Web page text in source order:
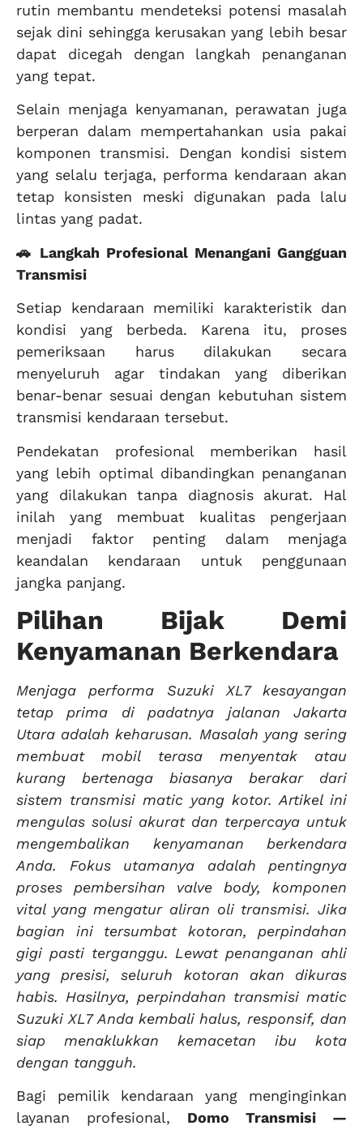
rutin membantu mendeteksi potensi masalah
sejak dini sehingga kerusakan yang lebih besar
dapat dicegah dengan langkah penanganan
yang tepat.
Selain menjaga kenyamanan, perawatan juga
berperan dalam mempertahankan usia pakai
komponen transmisi. Dengan kondisi sistem
yang selalu terjaga, performa kendaraan akan
tetap konsisten meski digunakan pada lalu
lintas yang padat.
🚗 Langkah Profesional Menangani Gangguan
Transmisi
Setiap kendaraan memiliki karakteristik dan
kondisi yang berbeda. Karena itu, proses
pemeriksaan harus dilakukan secara
menyeluruh agar tindakan yang diberikan
benar-benar sesuai dengan kebutuhan sistem
transmisi kendaraan tersebut.
Pendekatan profesional memberikan hasil
yang lebih optimal dibandingkan penanganan
yang dilakukan tanpa diagnosis akurat. Hal
inilah yang membuat kualitas pengerjaan
menjadi faktor penting dalam menjaga
keandalan kendaraan untuk penggunaan
jangka panjang.
Pilihan Bijak Demi
Kenyamanan Berkendara
Menjaga performa Suzuki XL7 kesayangan
tetap prima di padatnya jalanan Jakarta
Utara adalah keharusan. Masalah yang sering
membuat mobil terasa menyentak atau
kurang bertenaga biasanya berakar dari
sistem transmisi matic yang kotor. Artikel ini
mengulas solusi akurat dan terpercaya untuk
mengembalikan kenyamanan berkendara
Anda. Fokus utamanya adalah pentingnya
proses pembersihan valve body, komponen
vital yang mengatur aliran oli transmisi. Jika
bagian ini tersumbat kotoran, perpindahan
gigi pasti terganggu. Lewat penanganan ahli
yang presisi, seluruh kotoran akan dikuras
habis. Hasilnya, perpindahan transmisi matic
Suzuki XL7 Anda kembali halus, responsif, dan
siap menaklukkan kemacetan ibu kota
dengan tangguh.
Bagi pemilik kendaraan yang menginginkan
layanan profesional, Domo Transmisi —